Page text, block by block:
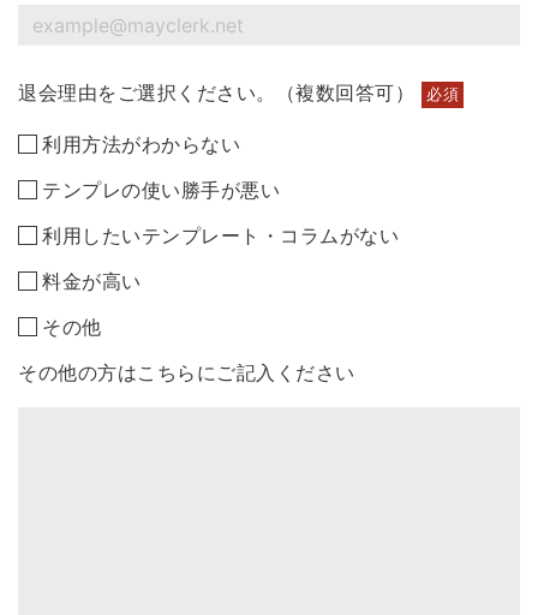
退会理由をご選択ください。（複数回答可） 必須
利用方法がわからない
テンプレの使い勝手が悪い
利用したいテンプレート・コラムがない
料金が高い
その他
その他の方はこちらにご記入ください